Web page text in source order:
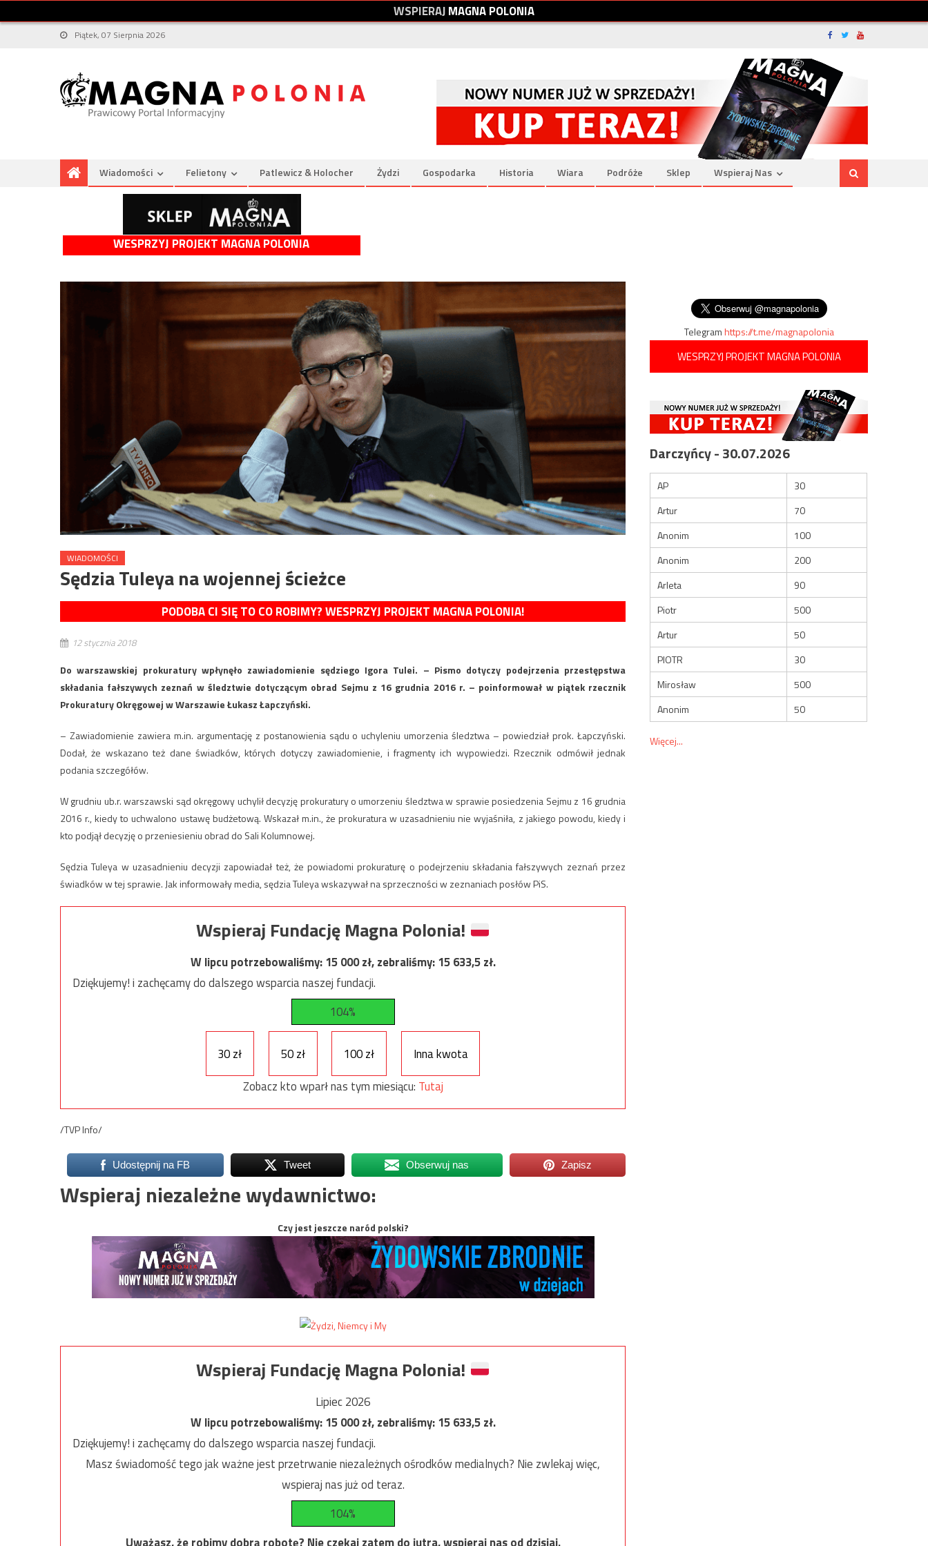
WSPIERAJMAGNAPOLONIA
Piątek, 07 Sierpnia 2026
Wiadomości Felietony Patlewicz & Holocher Żydzi Gospodarka Historia Wiara Podróże Sklep Wspieraj Nas
WESPRZYJ PROJEKT MAGNA POLONIA
WIADOMOŚCI
Sędzia Tuleya na wojennej ścieżce
PODOBA CI SIĘ TO CO ROBIMY? WESPRZYJ PROJEKT MAGNA POLONIA!
12 stycznia 2018
Do warszawskiej prokuratury wpłynęło zawiadomienie sędziego Igora Tulei. – Pismo dotyczy podejrzenia przestępstwa
składania fałszywych zeznań w śledztwie dotyczącym obrad Sejmu z 16 grudnia 2016 r. – poinformował w piątek rzecznik
Prokuratury Okręgowej w Warszawie Łukasz Łapczyński.
– Zawiadomienie zawiera m.in. argumentację z postanowienia sądu o uchyleniu umorzenia śledztwa – powiedział prok. Łapczyński.
Dodał, że wskazano też dane świadków, których dotyczy zawiadomienie, i fragmenty ich wypowiedzi. Rzecznik odmówił jednak
podania szczegółów.
W grudniu ub.r. warszawski sąd okręgowy uchylił decyzję prokuratury o umorzeniu śledztwa w sprawie posiedzenia Sejmu z 16 grudnia
2016 r., kiedy to uchwalono ustawę budżetową. Wskazał m.in., że prokuratura w uzasadnieniu nie wyjaśniła, z jakiego powodu, kiedy i
kto podjął decyzję o przeniesieniu obrad do Sali Kolumnowej.
Sędzia Tuleya w uzasadnieniu decyzji zapowiadał też, że powiadomi prokuraturę o podejrzeniu składania fałszywych zeznań przez
świadków w tej sprawie. Jak informowały media, sędzia Tuleya wskazywał na sprzeczności w zeznaniach posłów PiS.
Wspieraj Fundację Magna Polonia!
W lipcu potrzebowaliśmy:15 000zł, zebraliśmy:15 633,5zł.
Dziękujemy! i zachęcamy do dalszego wsparcia naszej fundacji.
104%
30 zł 50 zł 100 zł
Inna kwota
Zobacz kto wparł nas tym miesiącu: Tutaj
/TVP Info/
Udostępnij na FB Tweet Obserwuj nas Zapisz
Wspieraj niezależne wydawnictwo:
Czy jest jeszcze naród polski?
Wspieraj Fundację Magna Polonia!
Lipiec 2026
W lipcu potrzebowaliśmy:15 000zł, zebraliśmy:15 633,5zł.
Dziękujemy! i zachęcamy do dalszego wsparcia naszej fundacji.
Masz świadomość tego jak ważne jest przetrwanie niezależnych ośrodków medialnych? Nie zwlekaj więc,
wspieraj nas już od teraz.
104%
Telegramhttps://t.me/magnapolonia
WESPRZYJ PROJEKT MAGNA POLONIA
Darczyńcy - 30.07.2026
AP
30
Artur
70
Anonim
100
Anonim
200
Arleta
90
Piotr
500
Artur
50
PIOTR
30
Mirosław
500
Anonim
50
Więcej...